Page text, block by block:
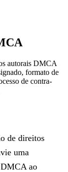
autorais DMCA
formato de
de contra-
de direitos
uma
ao